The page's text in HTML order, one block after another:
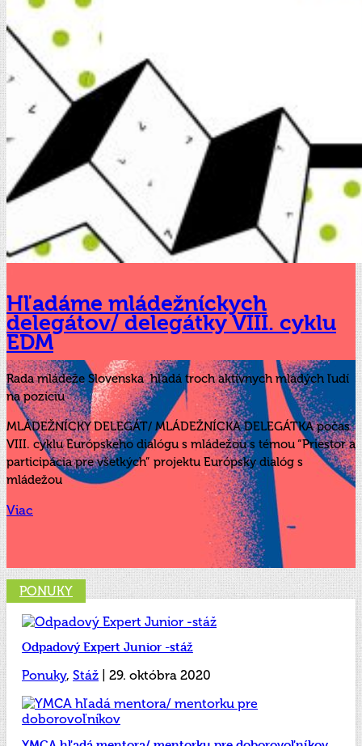
Hľadáme mládežníckych
delegátov/ delegátky VIII. cyklu
EDM
Rada mládeže Slovenska hľadá troch aktívnych mladých ľudí
na pozíciu
MLÁDEŽNÍCKY DELEGÁT/ MLÁDEŽNÍCKA DELEGÁTKA počas
VIII. cyklu Európskeho dialógu s mládežou s témou “Priestor a
participácia pre všetkých” projektu Európsky dialóg s
mládežou
Viac
PONUKY
Odpadový Expert Junior -stáž
Ponuky, Stáž | 29. októbra 2020